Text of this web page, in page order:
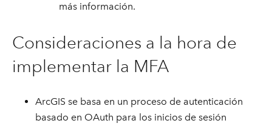
más información.
Consideraciones a la hora de
implementar la MFA
ArcGIS se basa en un proceso de autenticación
basado en OAuth para los inicios de sesión